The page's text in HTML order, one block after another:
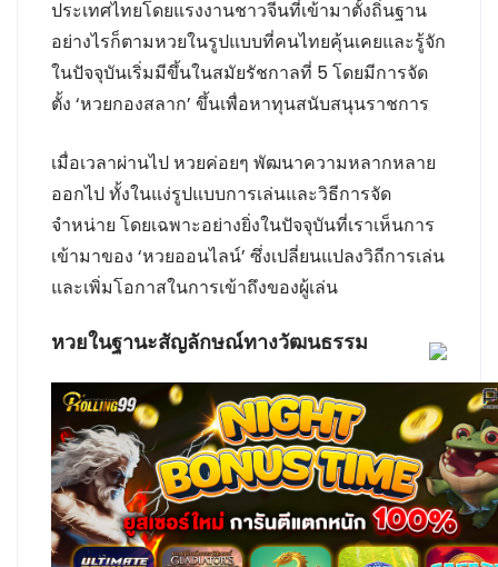
ประเทศไทยโดยแรงงานชาวจีนที่เข้ามาตั้งถิ่นฐาน
อย่างไรก็ตามหวยในรูปแบบที่คนไทยคุ้นเคยและรู้จัก
ในปัจจุบันเริ่มมีขึ้นในสมัยรัชกาลที่ 5 โดยมีการจัด
ตั้ง ‘หวยกองสลาก’ ขึ้นเพื่อหาทุนสนับสนุนราชการ
เมื่อเวลาผ่านไป หวยค่อยๆ พัฒนาความหลากหลาย
ออกไป ทั้งในแง่รูปแบบการเล่นและวิธีการจัด
จำหน่าย โดยเฉพาะอย่างยิ่งในปัจจุบันที่เราเห็นการ
เข้ามาของ ‘หวยออนไลน์’ ซึ่งเปลี่ยนแปลงวิถีการเล่น
และเพิ่มโอกาสในการเข้าถึงของผู้เล่น
หวยในฐานะสัญลักษณ์ทางวัฒนธรรม